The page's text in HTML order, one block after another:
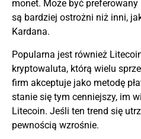
monet. Może być
są bardziej ostrożni niż inni,
Kardana.
Popularna jest również
kryptowaluta, którą wielu
firm akceptuje jako metodę
stanie się tym cenniejszy, im
Litecoin. Jeśli ten trend się
pewnością wzrośnie.